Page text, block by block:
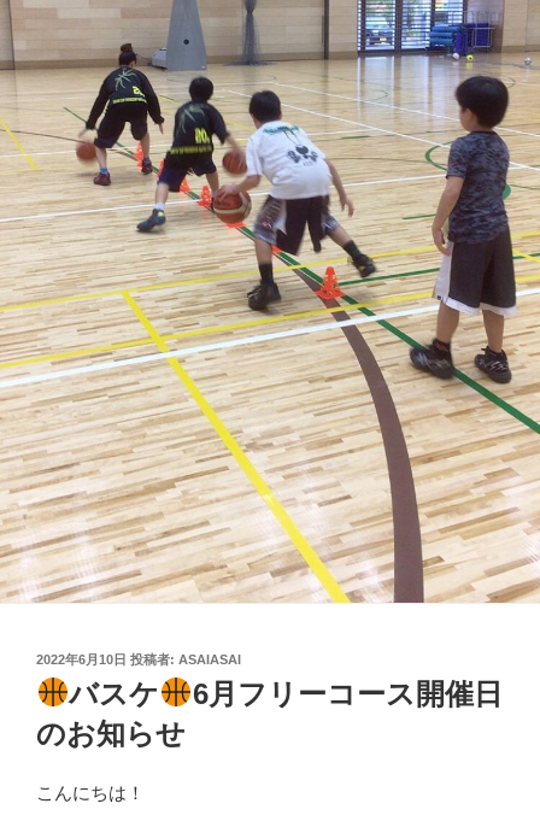
投
稿
日:
2022年6月10日 投稿者: ASAIASAI
バスケ
6月フリーコース開催日
のお知らせ
こんにちは！